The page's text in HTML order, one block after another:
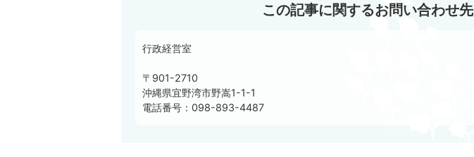
この記事に関するお問い合わせ先
行政経営室
〒901-2710
沖縄県宜野湾市野嵩1-1-1
電話番号：098-893-4487